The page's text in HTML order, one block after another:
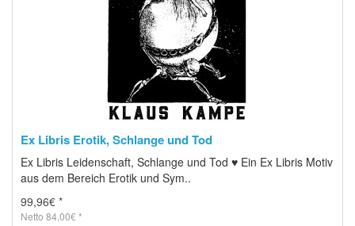
Ex Libris Erotik, Schlange und Tod
Ex Libris Leidenschaft, Schlange und Tod ♥ Ein Ex Libris Motiv
aus dem Bereich Erotik und Sym..
99,96€ *
Netto 84,00€ *